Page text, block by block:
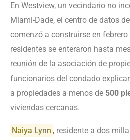
En Westview, un vecindario no
Miami-Dade, el centro de datos
comenzó a construirse en
residentes se enteraron hasta
reunión de la asociación de
funcionarios del condado
a propiedades a menos de 500
viviendas cercanas.
Naiya Lynn , residente a dos